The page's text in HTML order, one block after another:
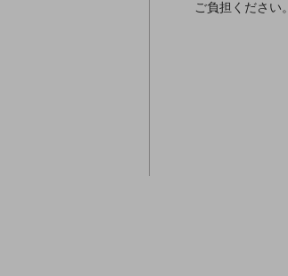
ご負担ください。